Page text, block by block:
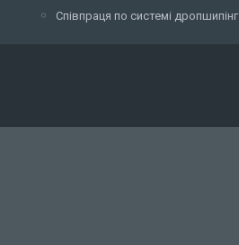
Співпраця по системі дропшипінг